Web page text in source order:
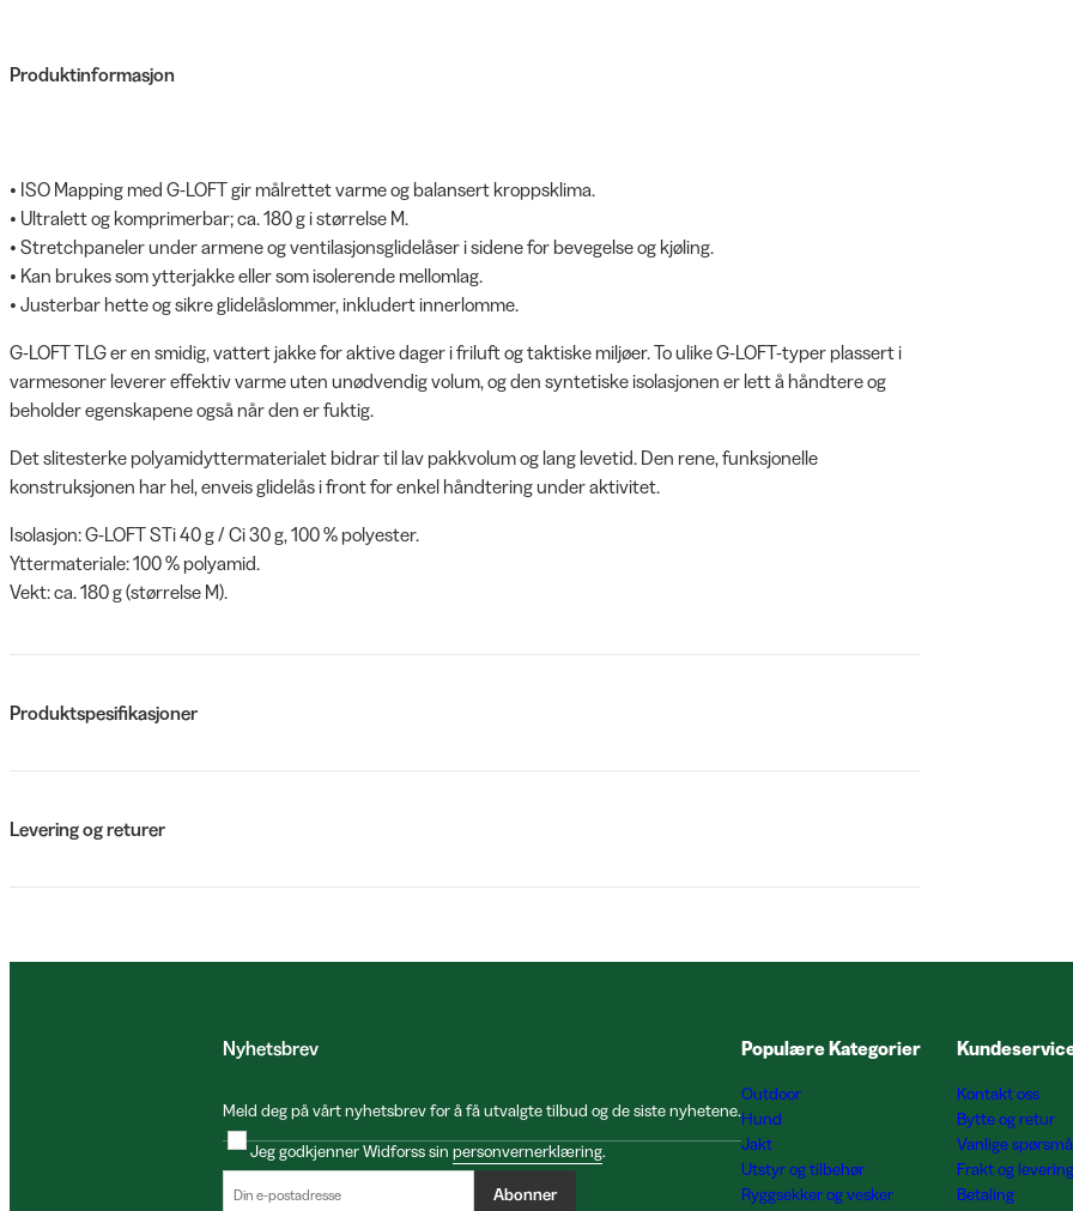
Produktinformasjon
• ISO Mapping med G-LOFT gir målrettet varme og balansert kroppsklima.
• Ultralett og komprimerbar; ca. 180 g i størrelse M.
• Stretchpaneler under armene og ventilasjonsglidelåser i sidene for bevegelse og kjøling.
• Kan brukes som ytterjakke eller som isolerende mellomlag.
• Justerbar hette og sikre glidelåslommer, inkludert innerlomme.
G-LOFT TLG er en smidig, vattert jakke for aktive dager i friluft og taktiske miljøer. To ulike G-LOFT-typer plassert i
varmesoner leverer effektiv varme uten unødvendig volum, og den syntetiske isolasjonen er lett å håndtere og
beholder egenskapene også når den er fuktig.
Det slitesterke polyamidyttermaterialet bidrar til lav pakkvolum og lang levetid. Den rene, funksjonelle
konstruksjonen har hel, enveis glidelås i front for enkel håndtering under aktivitet.
Isolasjon: G-LOFT STi 40 g / Ci 30 g, 100 % polyester.
Yttermateriale: 100 % polyamid.
Vekt: ca. 180 g (størrelse M).
Produktspesifikasjoner
Levering og returer
Nyhetsbrev
Meld deg på vårt nyhetsbrev for å få utvalgte tilbud og de siste nyhetene.
Jeg godkjenner Widforss sin personvernerklæring.
Abonner
Populære Kategorier
Outdoor
Hund
Jakt
Utstyr og tilbehør
Ryggsekker og vesker
Kontakt oss
Bytte og retur
Vanlige
Frakt og levering
Betaling